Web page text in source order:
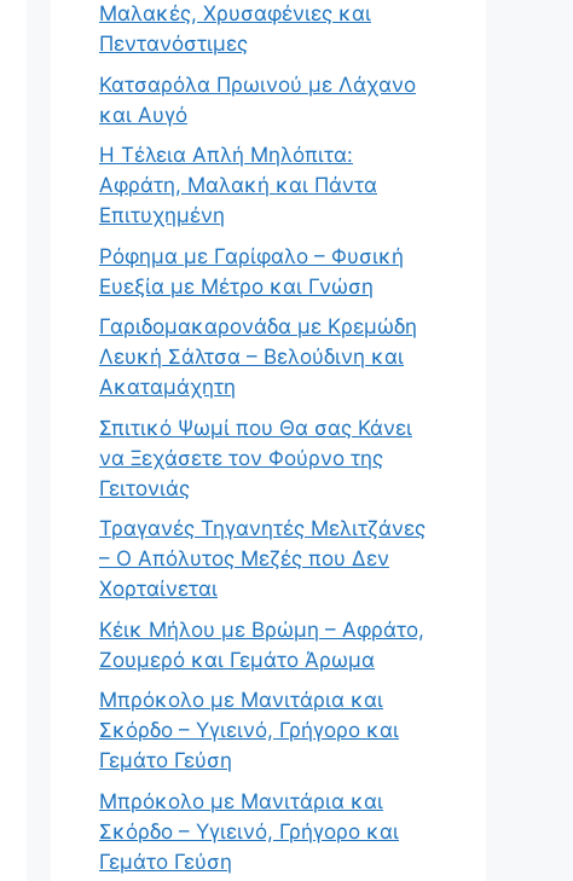
Μαλακές, Χρυσαφένιες και
Πεντανόστιμες
Κατσαρόλα Πρωινού με Λάχανο
και Αυγό
Η Τέλεια Απλή Μηλόπιτα:
Αφράτη, Μαλακή και Πάντα
Επιτυχημένη
Ρόφημα με Γαρίφαλο – Φυσική
Ευεξία με Μέτρο και Γνώση
Γαριδομακαρονάδα με Κρεμώδη
Λευκή Σάλτσα – Βελούδινη και
Ακαταμάχητη
Σπιτικό Ψωμί που Θα σας Κάνει
να Ξεχάσετε τον Φούρνο της
Γειτονιάς
Τραγανές Τηγανητές Μελιτζάνες
– Ο Απόλυτος Μεζές που Δεν
Χορταίνεται
Κέικ Μήλου με Βρώμη – Αφράτο,
Ζουμερό και Γεμάτο Άρωμα
Μπρόκολο με Μανιτάρια και
Σκόρδο – Υγιεινό, Γρήγορο και
Γεμάτο Γεύση
Μπρόκολο με Μανιτάρια και
Σκόρδο – Υγιεινό, Γρήγορο και
Γεμάτο Γεύση